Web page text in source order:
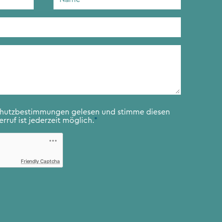
gelesen und stimme diesen
ist jederzeit möglich.*
Friendly Captcha